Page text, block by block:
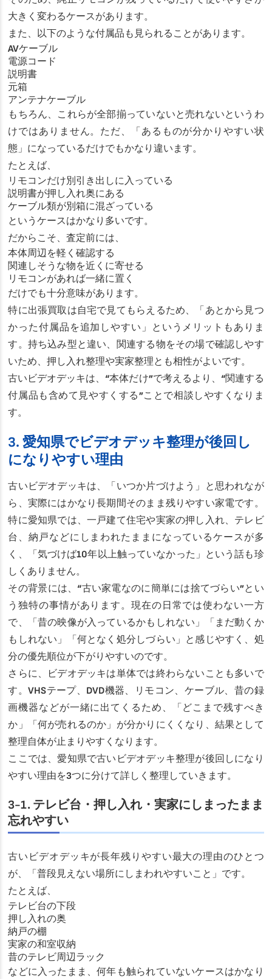
大きく変わるケースがあります。
また、以下のような付属品も見られることがあります。
AVケーブル
電源コード
説明書
元箱
アンテナケーブル
もちろん、これらが全部揃っていないと売れないというわ
けではありません。ただ、「あるものが分かりやすい状
態」になっているだけでもかなり違います。
たとえば、
リモコンだけ別引き出しに入っている
説明書が押し入れ奥にある
ケーブル類が別箱に混ざっている
というケースはかなり多いです。
だからこそ、査定前には、
本体周辺を軽く確認する
関連しそうな物を近くに寄せる
リモコンがあれば一緒に置く
だけでも十分意味があります。
特に出張買取は自宅で見てもらえるため、「あとから見つ
かった付属品を追加しやすい」というメリットもありま
す。持ち込み型と違い、関連する物をその場で確認しやす
いため、押し入れ整理や実家整理とも相性がよいです。
古いビデオデッキは、“本体だけ”で考えるより、“関連する
付属品も含めて見やすくする”ことで相談しやすくなりま
す。
3. 愛知県でビデオデッキ整理が後回し
になりやすい理由
古いビデオデッキは、「いつか片づけよう」と思われなが
ら、実際にはかなり長期間そのまま残りやすい家電です。
特に愛知県では、一戸建て住宅や実家の押し入れ、テレビ
台、納戸などにしまわれたままになっているケースが多
く、「気づけば10年以上触っていなかった」という話も珍
しくありません。
その背景には、“古い家電なのに簡単には捨てづらい”とい
う独特の事情があります。現在の日常では使わない一方
で、「昔の映像が入っているかもしれない」「まだ動くか
もしれない」「何となく処分しづらい」と感じやすく、処
分の優先順位が下がりやすいのです。
さらに、ビデオデッキは単体では終わらないことも多いで
す。VHSテープ、DVD機器、リモコン、ケーブル、昔の録
画機器などが一緒に出てくるため、「どこまで残すべき
か」「何が売れるのか」が分かりにくくなり、結果として
整理自体が止まりやすくなります。
ここでは、愛知県で古いビデオデッキ整理が後回しになり
やすい理由を3つに分けて詳しく整理していきます。
3-1. テレビ台・押し入れ・実家にしまったまま
忘れやすい
古いビデオデッキが長年残りやすい最大の理由のひとつ
が、「普段見えない場所にしまわれやすいこと」です。
たとえば、
テレビ台の下段
押し入れの奥
納戸の棚
実家の和室収納
昔のテレビ周辺ラック
などに入ったまま、何年も触られていないケースはかなり